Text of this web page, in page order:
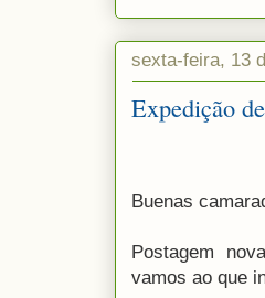
sexta-feira, 13
Expedição
Buenas
Postagem
vamos ao que